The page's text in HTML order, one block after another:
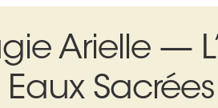
Arielle —